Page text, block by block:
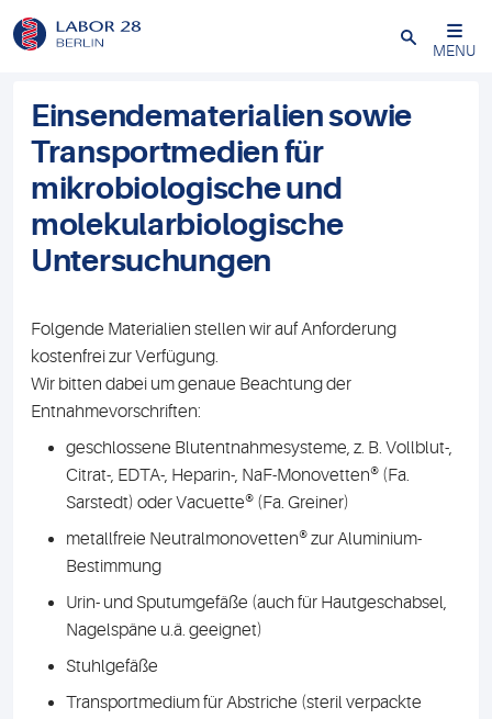
Schließen
MENU
Einsendematerialien sowie
Transportmedien für
mikrobiologische und
molekularbiologische
Untersuchungen
Folgende Materialien stellen wir auf Anforderung
kostenfreizur Verfügung.
Wir bitten dabei um genaue Beachtung der
Entnahmevorschriften:
geschlossene Blutentnahmesysteme, z. B. Vollblut-,
Citrat-, EDTA-, Heparin-, NaF-Monovetten® (Fa.
Sarstedt) oder Vacuette® (Fa. Greiner)
metallfreie Neutralmonovetten® zur Aluminium-
Bestimmung
Urin- und Sputumgefäße (auch für Hautgeschabsel,
Nagelspäne u.ä. geeignet)
Stuhlgefäße
Transportmedium für Abstriche (steril verpackte